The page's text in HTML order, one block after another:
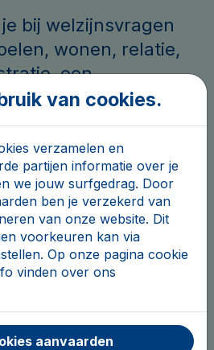
bij welzijnsvragen
wonen, relatie,
een
kort advies
begeleiding
van cookies.
verzamelen en
partijen informatie over je
we jouw surfgedrag. Door
ben je verzekerd van
van onze website. Dit
voorkeuren kan via
Op onze pagina cookie
vinden over ons
aanvaarden